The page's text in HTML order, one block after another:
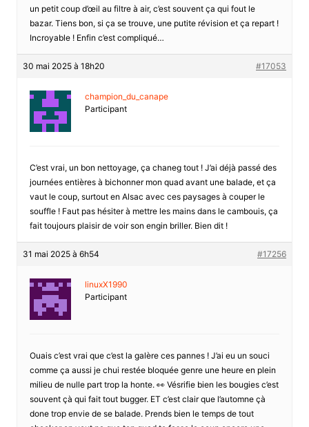
un petit coup d’œil au filtre à air, c’est souvent ça qui fout le
bazar. Tiens bon, si ça se trouve, une putite révision et ça repart !
Incroyable ! Enfin c’est compliqué…
30 mai 2025 à 18h20 #17053
champion_du_canape
Participant
C’est vrai, un bon nettoyage, ça chaneg tout ! J’ai déjà passé des
journées entières à bichonner mon quad avant une balade, et ça
vaut le coup, surtout en Alsac avec ces paysages à couper le
souffle ! Faut pas hésiter à mettre les mains dans le cambouis, ça
fait toujours plaisir de voir son engin briller. Bien dit !
31 mai 2025 à 6h54 #17256
linuxX1990
Participant
Ouais c’est vrai que c’est la galère ces pannes ! J’ai eu un souci
comme ça aussi je chui restée bloquée genre une heure en plein
milieu de nulle part trop la honte. 👀 Vésrifie bien les bougies c’est
souvent çà qui fait tout bugger. ET c’est clair que l’automne çà
done trop envie de se balade. Prends bien le temps de tout